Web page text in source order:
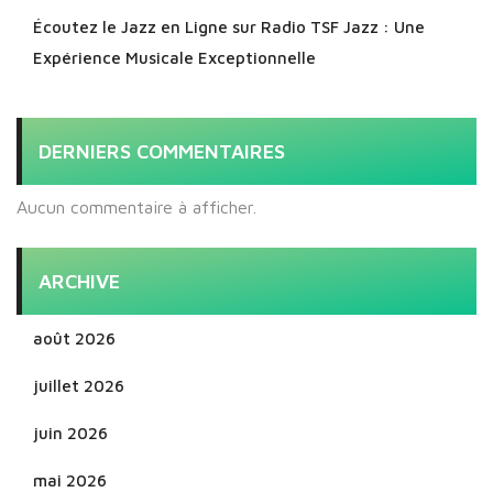
Écoutez le Jazz en Ligne sur Radio TSF Jazz : Une
Expérience Musicale Exceptionnelle
DERNIERS COMMENTAIRES
Aucun commentaire à afficher.
ARCHIVE
août 2026
juillet 2026
juin 2026
mai 2026